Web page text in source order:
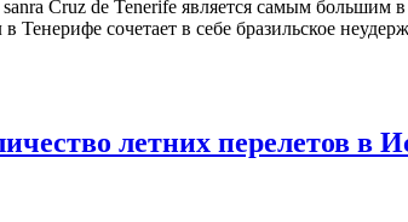
Cruz de Tenerife является самым большим
Тенерифе сочетает в себе бразильское
летних перелетов в